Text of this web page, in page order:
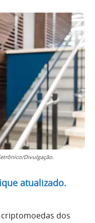
Divulgação.
atualizado.
dos